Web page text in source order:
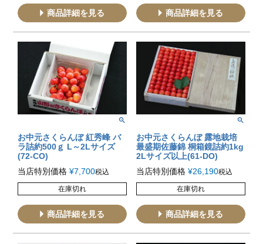
商品詳細を見る 商品詳細を見る
お中元さくらんぼ 紅秀峰 バ
ラ詰約500ｇ L～2Lサイズ
(72-CO)
当店特別価格 ¥7,700税込
在庫切れ
商品詳細を見る
お中元さくらんぼ 露地栽培
最盛期佐藤錦 桐箱鏡詰約1kg
2Lサイズ以上(61-DO)
当店特別価格 ¥26,190税込
在庫切れ
商品詳細を見る